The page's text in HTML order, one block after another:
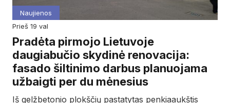
Naujienos
prieš 19 val
Pradėta pirmojo Lietuvoje
daugiabučio skydinė renovacija:
fasado šiltinimo darbus planuojama
užbaigti per du mėnesius
Iš gelžbetonio plokščių pastatytas penkiaaukštis